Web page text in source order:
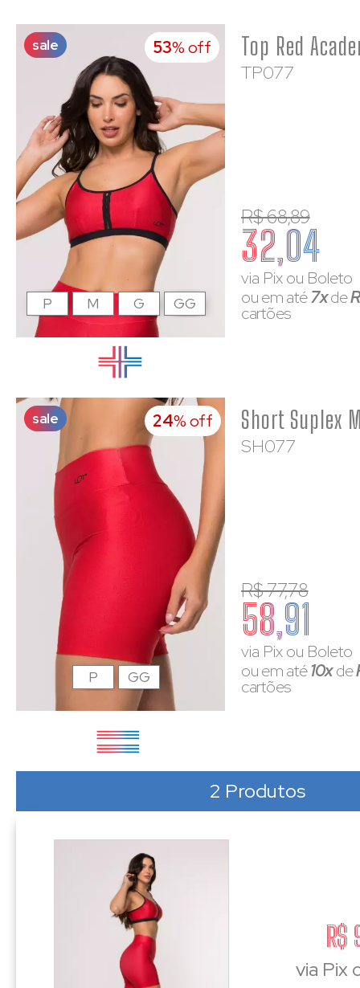
sale 53% off
TP077
R$ 68,89
32,04
via Pix ou Boleto
ou em até7xde
cartões
P M G GG
sale 24% off
SH077
R$ 77,78
58,91
via Pix ou Boleto
ou em até10xde
cartões
P GG
2 Produtos
R$
via Pix